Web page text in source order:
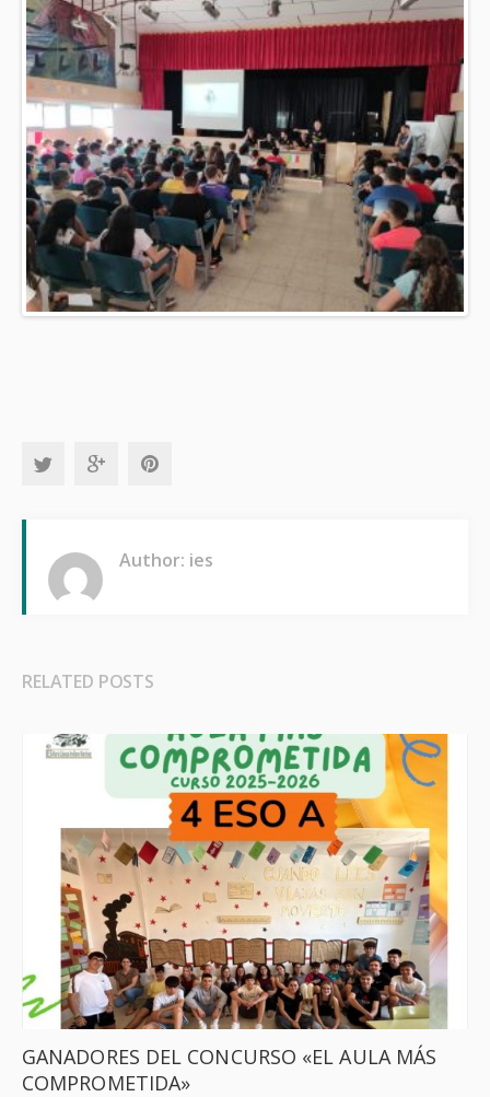
Author: ies
RELATED POSTS
GANADORES DEL CONCURSO «EL AULA MÁS
COMPROMETIDA»